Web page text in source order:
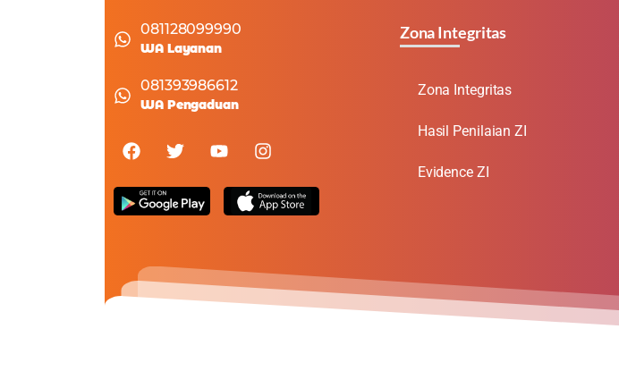
081128099990
WA Layanan
081393986612
WA Pengaduan
Zona Integritas
Zona Integritas
Hasil Penilaian ZI
Evidence ZI